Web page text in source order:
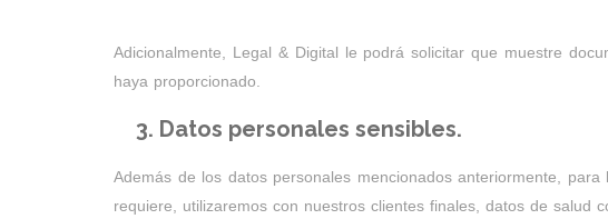
Adicionalmente, Legal & Digital le podrá solicitar que muestre
haya proporcionado.
3. Datos personales sensibles.
Además de los datos personales mencionados anteriormente,
requiere, utilizaremos con nuestros clientes finales, datos de salud